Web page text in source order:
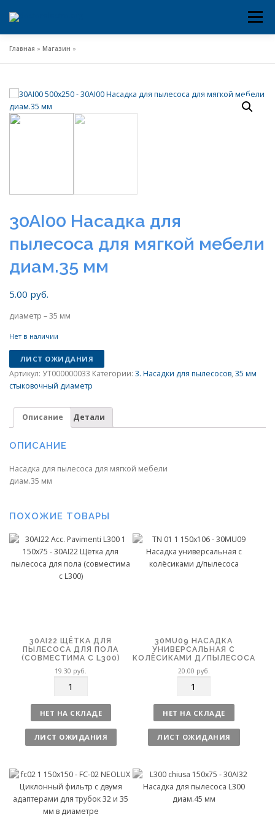
Главная » Магазин »
30AI00 Насадка для
пылесоса для мягкой мебели
диам.35 мм
5.00 руб.
диаметр – 35 мм
Нет в наличии
ЛИСТ ОЖИДАНИЯ
Артикул: УТ000000033 Категории: 3. Насадки для пылесосов, 35 мм
стыковочный диаметр
Описание Детали
ОПИСАНИЕ
Насадка для пылесоса для мягкой мебели
диам.35 мм
ПОХОЖИЕ ТОВАРЫ
30AI22 ЩЁТКА ДЛЯ
ПЫЛЕСОСА ДЛЯ ПОЛА
(СОВМЕСТИМА С L300)
19.30 руб.
л
и
ч
е
в
о
НЕТ НА СКЛАДЕ
ЛИСТ ОЖИДАНИЯ
30MU09 НАСАДКА
УНИВЕРСАЛЬНАЯ С
КОЛЁСИКАМИ Д/ПЫЛЕСОСА
20.00 руб.
л
и
ч
е
в
о
НЕТ НА СКЛАДЕ
ЛИСТ ОЖИДАНИЯ